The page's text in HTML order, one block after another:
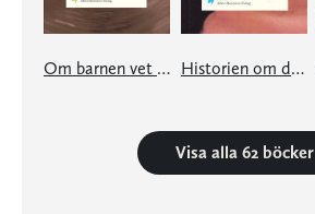
Om barnen vet man ingenting Historien om det gamla barnet
Visa alla 62 böcker